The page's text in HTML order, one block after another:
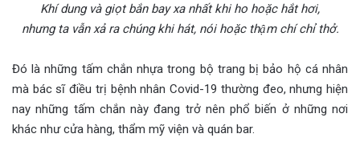
Khí dung và giọt bắn bay xa nhất khi ho hoặc hắt hơi,
nhưng ta vẫn xả ra chúng khi hát, nói hoặc thậm chí chỉ thở.
Đó là những tấm chắn nhựa trong bộ trang bị bảo hộ cá nhân
mà bác sĩ điều trị bệnh nhân Covid-19 thường đeo, nhưng hiện
nay những tấm chắn này đang trở nên phổ biến ở những nơi
khác như cửa hàng, thẩm mỹ viện và quán bar.